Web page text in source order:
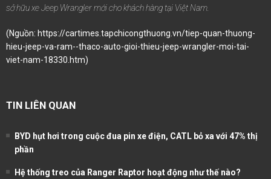
sở hữu xe Jeep Wrangler mới cho khách hàng tại Việt Nam.
(Nguồn: https://cartimes.tapchicongthuong.vn/tiep-quan-thuong-
hieu-jeep-va-ram--thaco-auto-gioi-thieu-jeep-wrangler-moi-tai-
viet-nam-18330.htm)
TIN LIÊN QUAN
BYD hụt hơi trong cuộc đua pin xe điện, CATL bỏ xa với 47% thị
phần
Hệ thống treo của Ranger Raptor hoạt động như thế nào?